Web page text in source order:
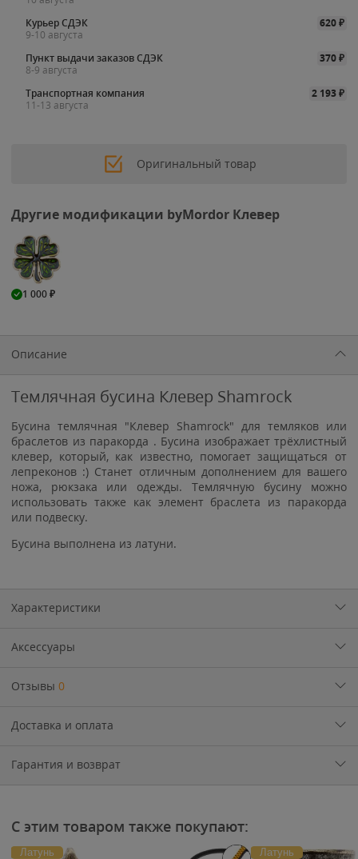
Курьер СДЭК
620₽
9-10 августа
Пункт выдачи заказов СДЭК
370₽
8-9 августа
Транспортная компания
2 193₽
11-13 августа
Оригинальный товар
Другие модификации byMordor Клевер
1 000₽
Описание
Темлячная бусина Клевер Shamrock
Бусина темлячная "Клевер Shamrock" для темляков или
браслетов из паракорда . Бусина изображает трёхлистный
клевер, который, как известно, помогает защищаться от
лепреконов :) Станет отличным дополнением для вашего
ножа, рюкзака или одежды. Темлячную бусину можно
использовать также как элемент браслета из паракорда
или подвеску.
Бусина выполнена из латуни.
Характеристики
Аксессуары
Отзывы 0
Доставка и оплата
Гарантия и возврат
С этим товаром также покупают:
Латунь Латунь